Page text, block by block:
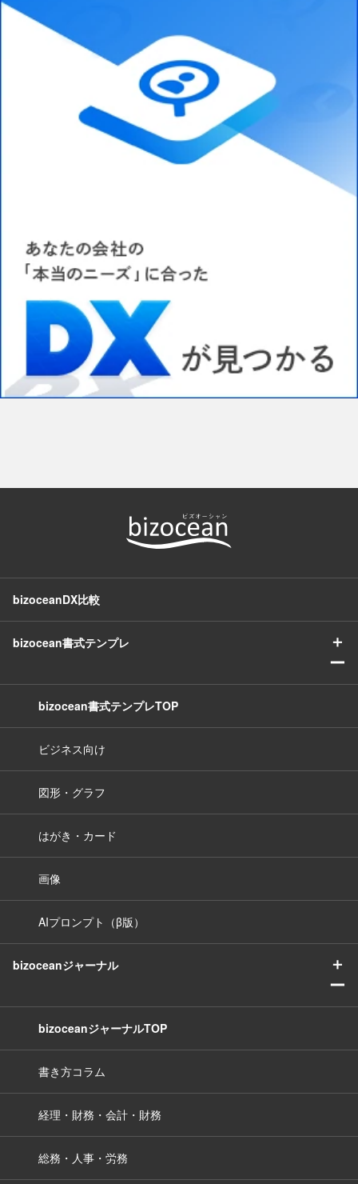
bizoceanDX比較
bizocean書式テンプレ
＋
ー
bizocean書式テンプレTOP
ビジネス向け
図形・グラフ
はがき・カード
画像
AIプロンプト（β版）
bizoceanジャーナル
＋
ー
bizoceanジャーナルTOP
書き方コラム
経理・財務・会計・財務
総務・人事・労務